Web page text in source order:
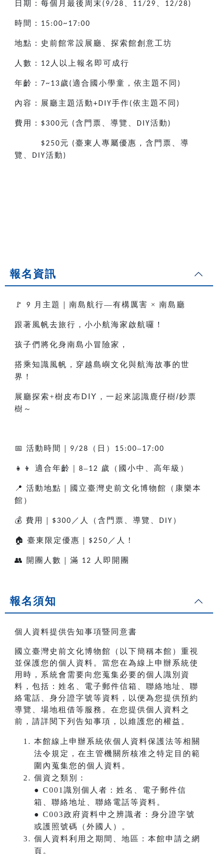
日期：每個月最後周末 (9/28 11/29 12/28)
時間： 15:00~17:00
地點：史前館常設展廳、探索館創意工坊
人數： 12 人以上報名即可成行
年齡： 7~13歲(適合國小學童，依主題不同 )
內容：展廳主題活動+DIY手作(依主題不同 )
費用： $300元 (含門票、導覽、 DIY活動 )
$250元 (臺東人專屬優惠，含門票、導
覽、 DIY活動 )
報名資訊
🚩 9 月主題｜南島航行—有構厲害 × 南島廳
跟著風帆去旅行，小小航海家啟航囉！
孩子們將化身南島小冒險家，
搭乘知識風帆，穿越島嶼文化與航海故事的世
界！
展廳探索+樹皮布 DIY ，一起來認識鹿仔樹/鈔票
樹～
📅 活動時間｜ 9/28 （日） 15:00–17:00
👧👦 適合年齡｜ 8–12 歲（國小中、高年級）
📍 活動地點｜國立臺灣史前文化博物館（康樂本
館）
💰 費用｜ $300 ／人（含門票、導覽、 DIY ）
🏠 臺東限定優惠｜ $250 ／人！
👥 開團人數｜滿 12 人即開團
報名須知
個人資料提供告知事項暨同意書
國立臺灣史前文化博物館（以下簡稱本館）重視
並保護您的個人資料。當您在為線上申辦系統使
用時，系統會需要向您蒐集必要的個人識別資
料，包括：姓名、電子郵件信箱、聯絡地址、聯
絡電話、身分證字號等資料，以便為您提供預約
導覽、場地租借等服務。在您提供個人資料之
前，請詳閱下列告知事項，以維護您的權益。
本館線上申辦系統依個人資料保護法等相關
法令規定，在主管機關所核准之特定目的範
圍內蒐集您的個人資料。
個資之類別：
● C001識別個人者：姓名、電子郵件信
箱、聯絡地址、聯絡電話等資料。
● C003政府資料中之辨識者：身分證字號
或護照號碼（外國人）。
個人資料利用之期間、地區：本館申請之網
頁。